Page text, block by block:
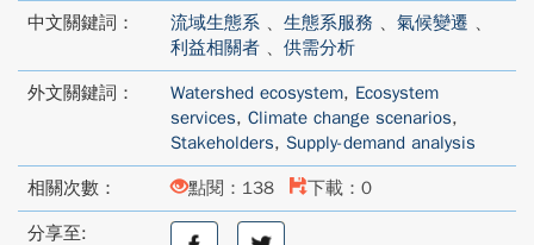
中文關鍵詞： 流域生態系 、 生態系服務 、 氣候變遷 、
利益相關者 、 供需分析
外文關鍵詞： Watershed ecosystem, Ecosystem
services, Climate change scenarios,
Stakeholders, Supply-demand analysis
相關次數： 點閱：138 下載：0
分享至:
分
分